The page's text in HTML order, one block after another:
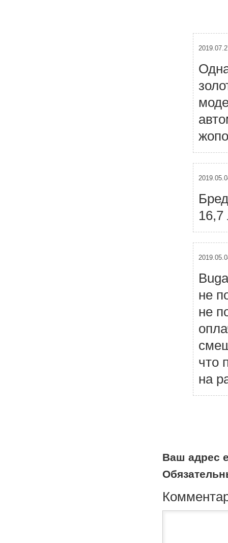
не
не
что
на
а
и
п
Ваш адрес